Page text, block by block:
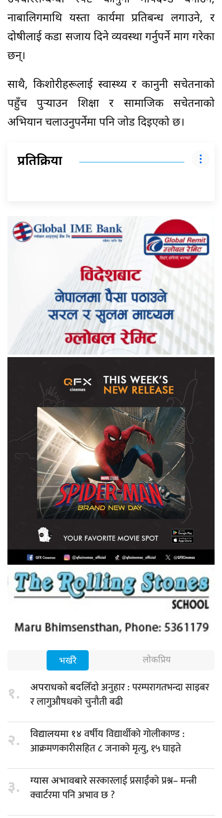
नाबालिगमाथि यस्ता कार्यमा प्रतिबन्ध लगाउने, र
दोषीलाई कडा सजाय दिने व्यवस्था गर्नुपर्ने माग गरेका
छन्।
साथै, किशोरीहरूलाई स्वास्थ्य र कानुनी सचेतनाको
पहुँच पुर्‍याउन शिक्षा र सामाजिक सचेतनाको
अभियान चलाउनुपर्नेमा पनि जोड दिइएको छ।
प्रतिक्रिया
भर्खरै लोकप्रिय
१. अपराधको बदलिँदोअनुहार : परम्परागतभन्दा साइबर
र लागुऔषधको चुनौती बढी
२. विद्यालयमा १४वर्षीय विद्यार्थीको गोलीकाण्ड :
आक्रमणकारीसहित ८ जनाको मृत्यु, १५ घाइते
३. ग्यास अभावबारेसरकारलाई प्रसाईंको प्रश्न– मन्त्री
क्वार्टरमा पनि अभाव छ ?